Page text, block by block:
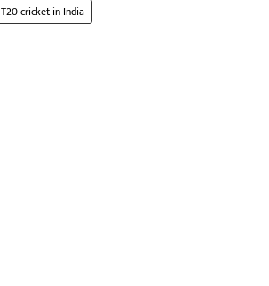
T20 cricket in India